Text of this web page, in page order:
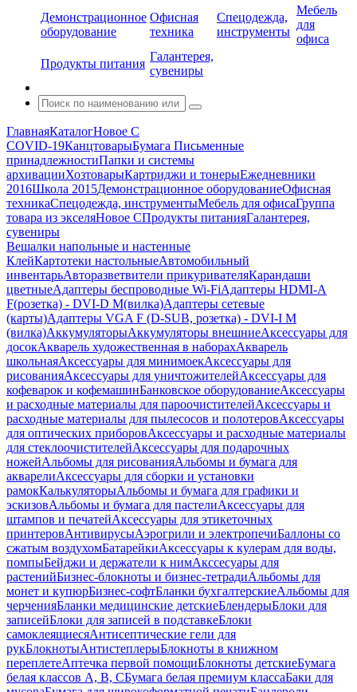
Демонстрационное
оборудование
Офисная
техника
Спецодежда,
инструменты
Мебель
для
офиса
Продукты питания
Галантерея,
сувениры
ГлавнаяКаталогНовое С
COVID-19КанцтоварыБумага Письменные
принадлежностиПапки и системы
архивацииХозтоварыКартриджи и тонерыЕжедневники
2016Школа 2015Демонстрационное оборудованиеОфисная
техникаСпецодежда, инструментыМебель для офисаГруппа
товара из экселяНовое СПродукты питанияГалантерея,
сувениры
Вешалки напольные и настенные
КлейКартотеки настольныеАвтомобильный
инвентарьАвторазветвители прикуривателяКарандаши
цветныеАдаптеры беспроводные Wi-FiАдаптеры HDMI-A
F(розетка) - DVI-D M(вилка)Адаптеры сетевые
(карты)Адаптеры VGA F (D-SUB, розетка) - DVI-I M
(вилка)АккумуляторыАккумуляторы внешниеАксессуары для
досокАкварель художественная в наборахАкварель
школьнаяАксессуары для минимоекАксессуары для
рисованияАксессуары для уничтожителейАксессуары для
кофеварок и кофемашинБанковское оборудованиеАксессуары
и расходные материалы для пароочистителейАксессуары и
расходные материалы для пылесосов и полотеровАксессуары
для оптических приборовАксессуары и расходные материалы
для стеклоочистителейАксессуары для подарочных
ножейАльбомы для рисованияАльбомы и бумага для
акварелиАксессуары для сборки и установки
рамокКалькуляторыАльбомы и бумага для графики и
эскизовАльбомы и бумага для пастелиАксессуары для
штампов и печатейАксессуары для этикеточных
принтеровАнтивирусыАэрогрили и электропечиБаллоны со
сжатым воздухомБатарейкиАксессуары к кулерам для воды,
помпыБейджи и держатели к нимАкссесуары для
растенийБизнес-блокноты и бизнес-тетрадиАльбомы для
монет и купюрБизнес-софтБланки бухгалтерскиеАльбомы для
черченияБланки медицинские детскиеБлендерыБлоки для
записейБлоки для записей в подставкеБлоки
самоклеящиесяАнтисептические гели для
рукБлокнотыАнтистеплерыБлокноты в книжном
переплетеАптечка первой помощиБлокноты детскиеБумага
белая классов А, В, СБумага белая премиум классаБаки для